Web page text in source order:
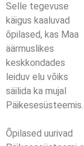
Selle tegevuse
käigus kaaluvad
õpilased, kas Maa
äärmuslikes
keskkondades
leiduv elu võiks
säilida ka mujal
Päikesesüsteemis.
Õpilased uurivad